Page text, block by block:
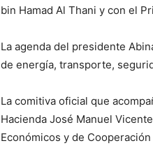
bin Hamad Al Thani y con el
La agenda del presidente
de energía, transporte,
La comitiva oficial que
Hacienda José Manuel
Económicos y de